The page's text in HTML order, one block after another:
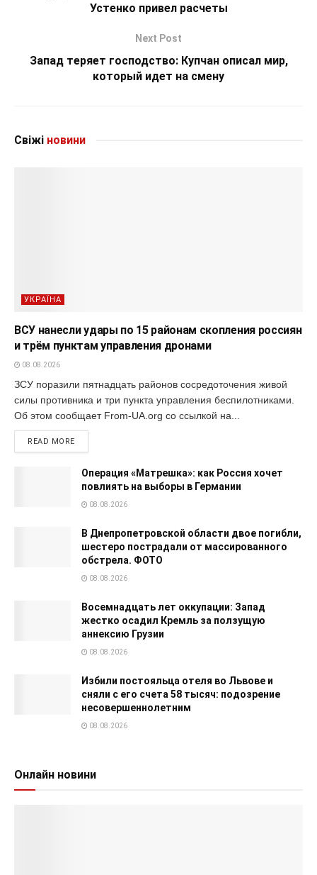
Устенко привел расчеты
Next Post
Запад теряет господство: Купчан описал мир,
который идет на смену
Свіжі новини
УКРАЇНА
ВСУ нанесли удары по 15 районам скопления россиян
и трём пунктам управления дронами
08.08.2026
ЗСУ поразили пятнадцать районов сосредоточения живой
силы противника и три пункта управления беспилотниками.
Об этом сообщает From-UA.org со ссылкой на...
READ MORE
Операция «Матрешка»: как Россия хочет
повлиять на выборы в Германии
08.08.2026
В Днепропетровской области двое погибли,
шестеро пострадали от массированного
обстрела. ФОТО
08.08.2026
Восемнадцать лет оккупации: Запад
жестко осадил Кремль за ползущую
аннексию Грузии
08.08.2026
Избили постояльца отеля во Львове и
сняли с его счета 58 тысяч: подозрение
несовершеннолетним
08.08.2026
Онлайн новини